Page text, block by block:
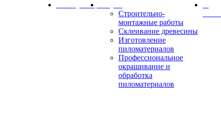
Калькулятор
Строительно-
монтажные работы
Склеивание древесины
Изготовление
пиломатериалов
Профессиональное
окрашивание и
обработка
пиломатериалов